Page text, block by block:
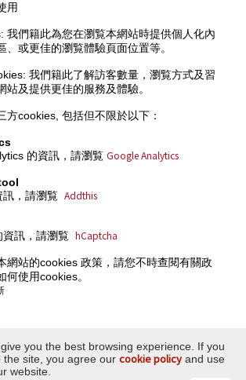
用
我們籍此為您在瀏覧本網站時提供個人化內
、或更佳的瀏覧體驗頁面位置等。
我們籍此了解訪客數量，瀏覧方式及習
站及提供更佳的服務及體驗。
方cookies, 包括但不限於以下：
的資訊，請瀏覧Google Analytics
訊，請瀏覧Addthis
資訊，請瀏覧hCaptcha
網站的cookies 政策，請您不時查閱有關政
何使用cookies。
you the best browsing experience. If you
the site, you agree our cookie policy and use
website.